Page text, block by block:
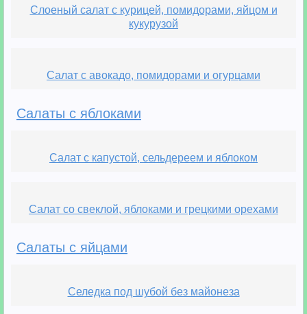
Слоеный салат с курицей, помидорами, яйцом и
кукурузой
Салат с авокадо, помидорами и огурцами
Салаты с яблоками
Салат с капустой, сельдереем и яблоком
Салат со свеклой, яблоками и грецкими орехами
Салаты с яйцами
Селедка под шубой без майонеза